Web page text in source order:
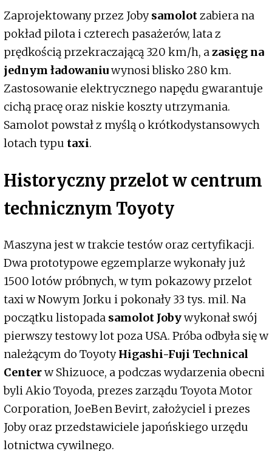
Zaprojektowany przez Jobysamolotzabiera na
pokład pilota i czterech pasażerów, lata z
prędkością przekraczającą 320 km/h, azasięg na
jednym ładowaniuwynosi blisko 280 km.
Zastosowanie elektrycznego napędu gwarantuje
cichą pracę oraz niskie koszty utrzymania.
Samolot powstał z myślą o krótkodystansowych
lotach typu taxi.
Historyczny przelot w centrum
technicznym Toyoty
Maszyna jest w trakcie testów oraz certyfikacji.
Dwa prototypowe egzemplarze wykonały już
1500 lotów próbnych, w tym pokazowy przelot
taxi w Nowym Jorku i pokonały 33 tys. mil. Na
początku listopada samolot Jobywykonał swój
pierwszy testowy lot poza USA. Próba odbyła się w
należącym do ToyotyHigashi-Fuji Technical
Centerw Shizuoce, a podczas wydarzenia obecni
byli Akio Toyoda, prezes zarządu Toyota Motor
Corporation, JoeBen Bevirt, założyciel i prezes
Joby oraz przedstawiciele japońskiego urzędu
lotnictwa cywilnego.